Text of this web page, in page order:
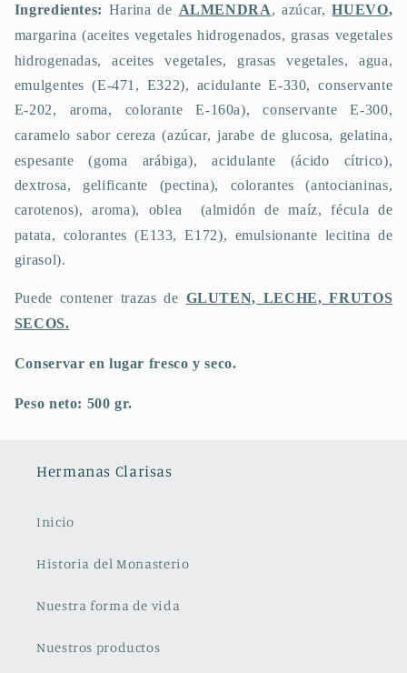
Ingredientes: Harina de ALMENDRA, azúcar,HUEVO,
margarina(aceites vegetales hidrogenados, grasas vegetales
hidrogenadas, aceites vegetales, grasas vegetales, agua,
emulgentes (E-471, E322), acidulante E-330, conservante
E-202, aroma, colorante E-160a),conservante E-300,
caramelo sabor cereza(azúcar, jarabe de glucosa, gelatina,
espesante (goma arábiga), acidulante (ácido cítrico),
dextrosa, gelificante (pectina), colorantes (antocianinas,
carotenos), aroma), oblea
(almidón de maíz, fécula de
patata, colorantes (E133, E172), emulsionante lecitina de
girasol).
Puede contener trazas de GLUTEN, LECHE, FRUTOS
SECOS.
Conservar en lugar fresco y seco.
Peso neto: 500 gr.
Hermanas Clarisas
Inicio
Historia del Monasterio
Nuestra forma de vida
Nuestros productos